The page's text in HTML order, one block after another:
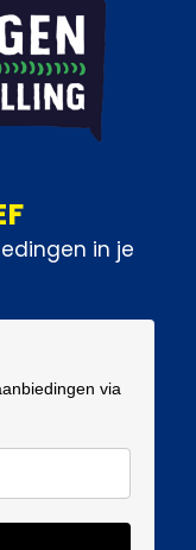
in je
via